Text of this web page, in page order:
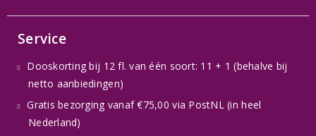
Service
Dooskorting bij 12 fl. van één soort: 11 + 1 (behalve bij
netto aanbiedingen)
Gratis bezorging vanaf €75,00 via PostNL (in heel
Nederland)